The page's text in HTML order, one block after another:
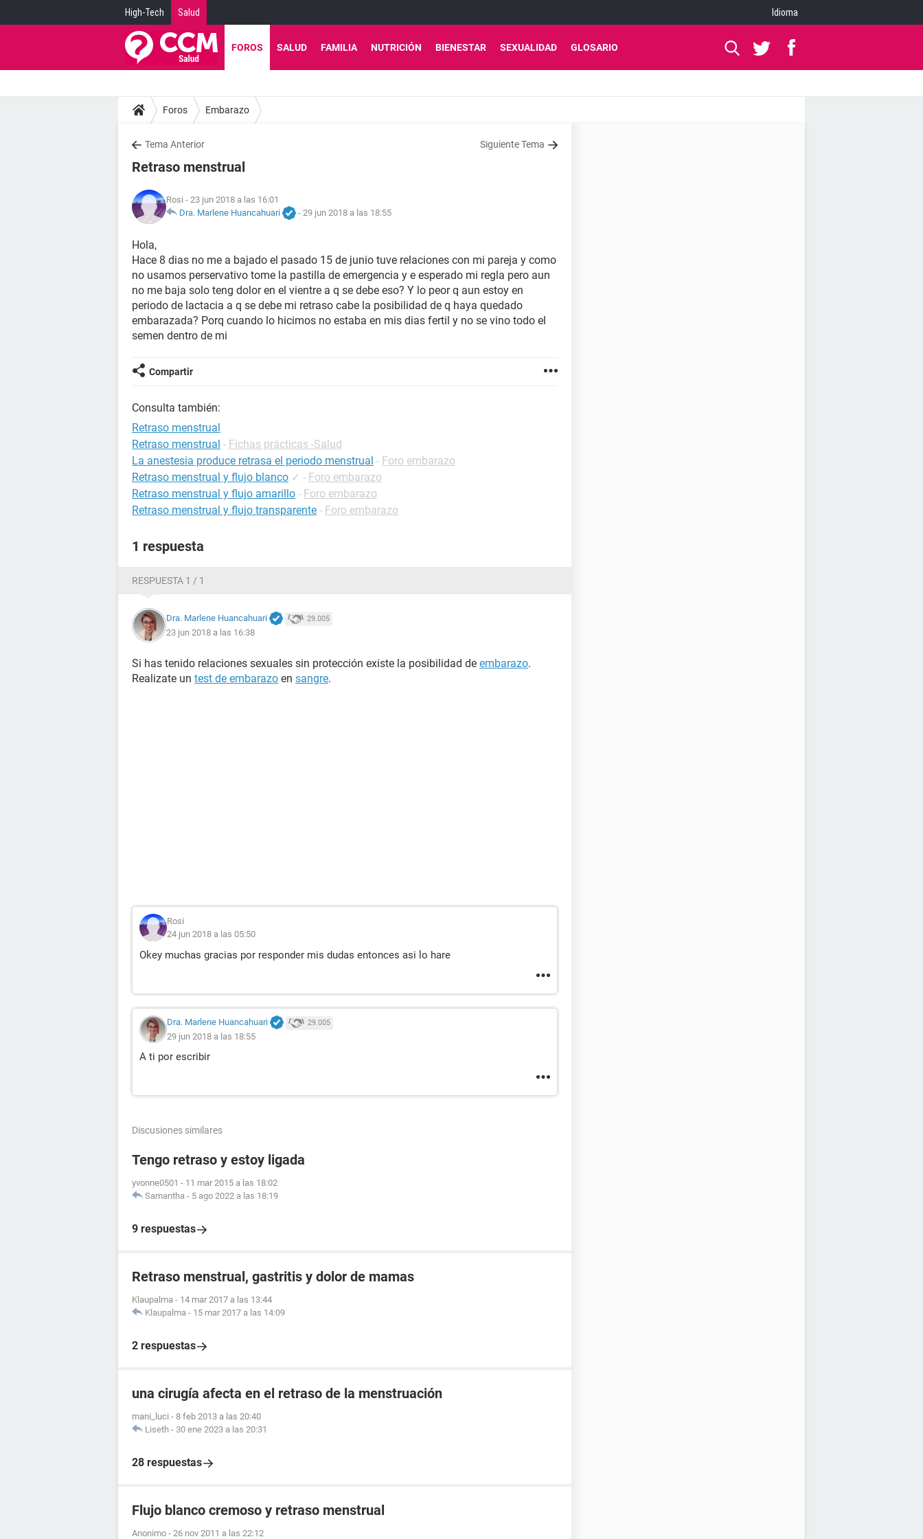
High-Tech Salud Idioma
FOROS SALUD FAMILIA NUTRICIÓN BIENESTAR SEXUALIDAD GLOSARIO
Foros Embarazo
Tema Anterior Siguiente Tema
Retraso menstrual
Rosi - 23 jun 2018 a las 16:01
Dra. Marlene Huancahuari
- 29 jun 2018 a las 18:55
Hola,
Hace 8 dias no me a bajado el pasado 15 de junio tuve relaciones con mi pareja y como
no usamos perservativo tome la pastilla de emergencia y e esperado mi regla pero aun
no me baja solo teng dolor en el vientre a q se debe eso? Y lo peor q aun estoy en
periodo de lactacia a q se debe mi retraso cabe la posibilidad de q haya quedado
embarazada? Porq cuando lo hicimos no estaba en mis dias fertil y no se vino todo el
semen dentro de mi
Compartir
Consulta también:
Retraso menstrual
Retraso menstrual - Fichas prácticas -Salud
La anestesia produce retrasa el periodo menstrual - Foro embarazo
Retraso menstrual y flujo blanco ✓ - Foro embarazo
Retraso menstrual y flujo amarillo - Foro embarazo
Retraso menstrual y flujo transparente - Foro embarazo
1 respuesta
RESPUESTA 1 / 1
Dra. Marlene Huancahuari 29.005
23 jun 2018 a las 16:38
Si has tenido relaciones sexuales sin protección existe la posibilidad de embarazo.
Realizate un test de embarazo en sangre.
Rosi
24 jun 2018 a las 05:50
Okey muchas gracias por responder mis dudas entonces asi lo hare
Dra. Marlene Huancahuari 29.005
29 jun 2018 a las 18:55
A ti por escribir
Discusiones similares
Tengo retraso y estoy ligada
yvonne0501 - 11 mar 2015 a las 18:02
Samantha - 5 ago 2022 a las 18:19
9 respuestas
Retraso menstrual, gastritis y dolor de mamas
Klaupalma - 14 mar 2017 a las 13:44
Klaupalma - 15 mar 2017 a las 14:09
2 respuestas
una cirugía afecta en el retraso de la menstruación
mani_luci - 8 feb 2013 a las 20:40
Liseth - 30 ene 2023 a las 20:31
28 respuestas
Flujo blanco cremoso y retraso menstrual
Anonimo - 26 nov 2011 a las 22:12